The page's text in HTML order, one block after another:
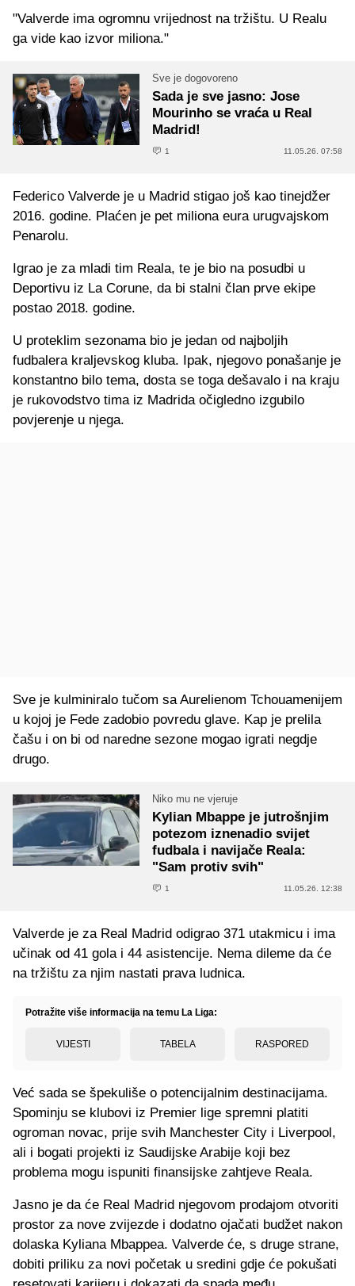
"Valverde ima ogromnu vrijednost na tržištu. U Realu
ga vide kao izvor miliona."
Sve je dogovoreno
Sada je sve jasno: Jose
Mourinho se vraća u Real
Madrid!
1 11.05.26. 07:58
Federico Valverde je u Madrid stigao još kao tinejdžer
2016. godine. Plaćen je pet miliona eura urugvajskom
Penarolu.
Igrao je za mladi tim Reala, te je bio na posudbi u
Deportivu iz La Corune, da bi stalni član prve ekipe
postao 2018. godine.
U proteklim sezonama bio je jedan od najboljih
fudbalera kraljevskog kluba. Ipak, njegovo ponašanje je
konstantno bilo tema, dosta se toga dešavalo i na kraju
je rukovodstvo tima iz Madrida očigledno izgubilo
povjerenje u njega.
Sve je kulminiralo tučom sa Aurelienom Tchouamenijem
u kojoj je Fede zadobio povredu glave. Kap je prelila
čašu i on bi od naredne sezone mogao igrati negdje
drugo.
Niko mu ne vjeruje
Kylian Mbappe je jutrošnjim
potezom iznenadio svijet
fudbala i navijače Reala:
"Sam protiv svih"
1 11.05.26. 12:38
Valverde je za Real Madrid odigrao 371 utakmicu i ima
učinak od 41 gola i 44 asistencije. Nema dileme da će
na tržištu za njim nastati prava ludnica.
Potražite više informacija na temu La Liga:
VIJESTI TABELA RASPORED
Već sada se špekuliše o potencijalnim destinacijama.
Spominju se klubovi iz Premier lige spremni platiti
ogroman novac, prije svih Manchester City i Liverpool,
ali i bogati projekti iz Saudijske Arabije koji bez
problema mogu ispuniti finansijske zahtjeve Reala.
Jasno je da će Real Madrid njegovom prodajom otvoriti
prostor za nove zvijezde i dodatno ojačati budžet nakon
dolaska Kyliana Mbappea. Valverde će, s druge strane,
dobiti priliku za novi početak u sredini gdje će pokušati